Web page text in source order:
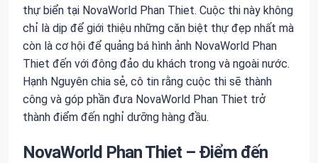
thự biển tại NovaWorld Phan Thiet. Cuộc thi này không
chỉ là dịp để giới thiệu những căn biệt thự đẹp nhất mà
còn là cơ hội để quảng bá hình ảnh NovaWorld Phan
Thiet đến với đông đảo du khách trong và ngoài nước.
Hạnh Nguyên chia sẻ, cô tin rằng cuộc thi sẽ thành
công và góp phần đưa NovaWorld Phan Thiet trở
thành điểm đến nghỉ dưỡng hàng đầu.
NovaWorld Phan Thiet – Điểm đến